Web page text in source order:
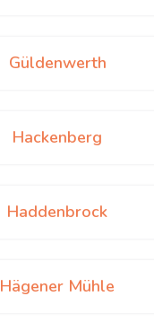
Güldenwerth
Hackenberg
Haddenbrock
Hägener Mühle